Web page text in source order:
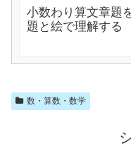
小数わり算文章題
題と絵で理解する
数・算数・数学